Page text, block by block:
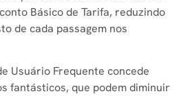
Básico de Tarifa, reduzindo
de cada passagem nos
Usuário Frequente concede
fantásticos, que podem diminuir